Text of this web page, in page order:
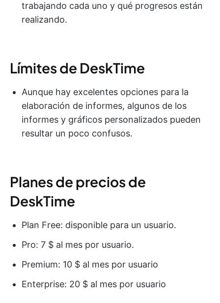
trabajando cada uno y qué progresos están
realizando.
Límites de DeskTime
Aunque hay excelentes opciones para la
elaboración de informes, algunos de los
informes y gráficos personalizados pueden
resultar un poco confusos.
Planes de precios de
DeskTime
Plan Free: disponible para un usuario.
Pro: 7 $ al mes por usuario.
Premium: 10 $ al mes por usuario
Enterprise: 20 $ al mes por usuario